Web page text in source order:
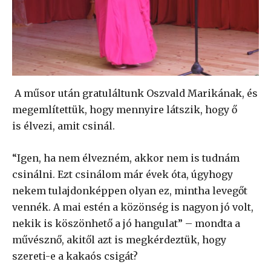
A műsor után gratuláltunk Oszvald Marikának, és
megemlítettük, hogy mennyire látszik, hogy ő
is élvezi, amit csinál.
“Igen, ha nem élvezném, akkor nem is tudnám
csinálni. Ezt csinálom már évek óta, úgyhogy
nekem tulajdonképpen olyan ez, mintha levegőt
vennék. A mai estén a közönség is nagyon jó volt,
nekik is köszönhető a jó hangulat” – mondta a
művésznő, akitől azt is megkérdeztük, hogy
szereti-e a kakaós csigát?